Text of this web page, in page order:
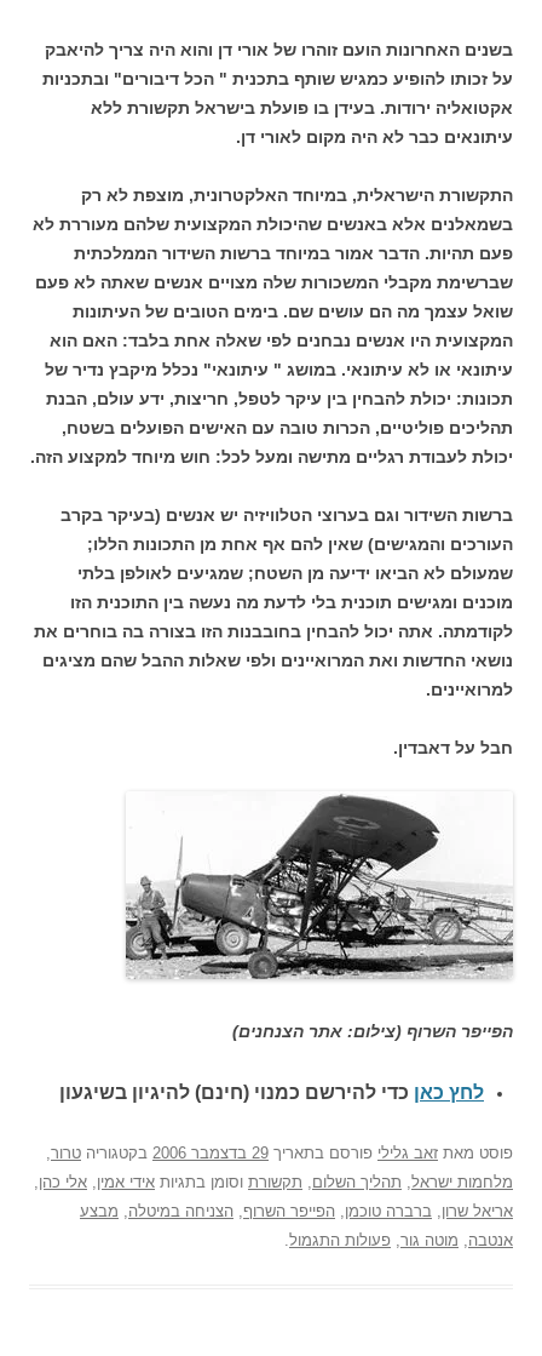
בשנים האחרונות הועם זוהרו של אורי דן והוא היה צריך להיאבק
על זכותו להופיע כמגיש שותף בתכנית " הכל דיבורים" ובתכניות
אקטואליה ירודות. בעידן בו פועלת בישראל תקשורת ללא
עיתונאים כבר לא היה מקום לאורי דן.
התקשורת הישראלית, במיוחד האלקטרונית, מוצפת לא רק
בשמאלנים אלא באנשים שהיכולת המקצועית שלהם מעוררת לא
פעם תהיות. הדבר אמור במיוחד ברשות השידור הממלכתית
שברשימת מקבלי המשכורות שלה מצויים אנשים שאתה לא פעם
שואל עצמך מה הם עושים שם. בימים הטובים של העיתונות
המקצועית היו אנשים נבחנים לפי שאלה אחת בלבד: האם הוא
עיתונאי או לא עיתונאי. במושג " עיתונאי" נכלל מיקבץ נדיר של
תכונות: יכולת להבחין בין עיקר לטפל, חריצות, ידע עולם, הבנת
תהליכים פוליטיים, הכרות טובה עם האישים הפועלים בשטח,
יכולת לעבודת רגליים מתישה ומעל לכל: חוש מיוחד למקצוע הזה.
ברשות השידור וגם בערוצי הטלוויזיה יש אנשים (בעיקר בקרב
העורכים והמגישים) שאין להם אף אחת מן התכונות הללו;
שמעולם לא הביאו ידיעה מן השטח; שמגיעים לאולפן בלתי
מוכנים ומגישים תוכנית בלי לדעת מה נעשה בין התוכנית הזו
לקודמתה. אתה יכול להבחין בחובבנות הזו בצורה בה בוחרים את
נושאי החדשות ואת המרואיינים ולפי שאלות ההבל שהם מציגים
למרואיינים.
חבל על דאבדין.
הפייפר השרוף (צילום: אתר הצנחנים)
לחץ כאן כדי להירשם כמנוי (חינם) להיגיון בשיגעון
פוסט מאת זאב גלילי פורסם בתאריך 29 בדצמבר 2006 בקטגוריה טרור
מלחמות ישראל תהליך השלום תקשורת וסומן בתגיות אידי אמין אלי כהן
אריאל שרון
ברברה טוכמן הפייפר השרוף הצניחה במיטלה
מבצע
אנטבה
מוטה גור פעולות התגמול